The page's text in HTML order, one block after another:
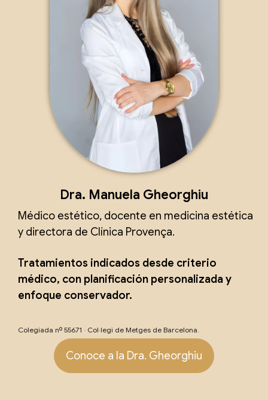
Dra. Manuela Gheorghiu
Médico estético, docente en medicina estética
y directora de Clínica Provença.
Tratamientos indicados desde criterio
médico, con planificación personalizada y
enfoque conservador.
Colegiada nº 55671 · Col·legi de Metges de Barcelona.
Conoce a la Dra. Gheorghiu